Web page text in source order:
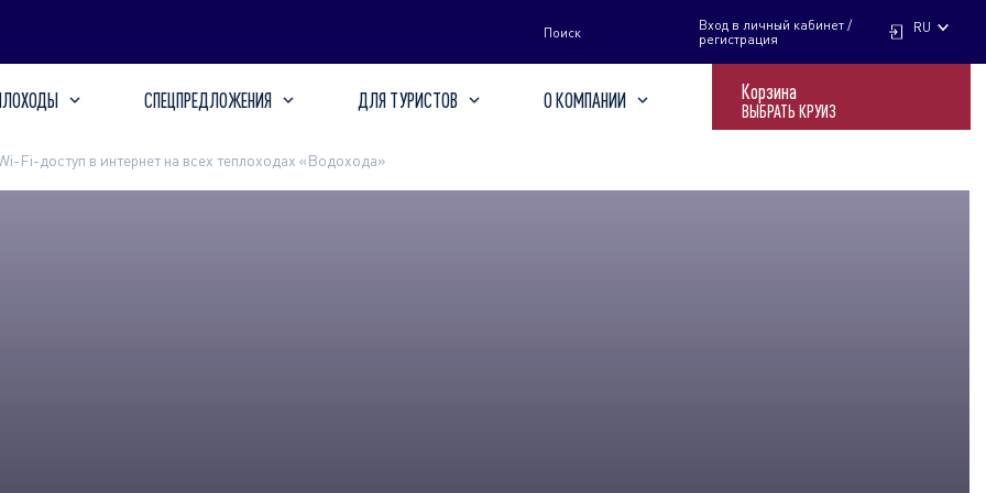
Поиск
Вход в личный кабинет /
регистрация
RU
СПЕЦПРЕДЛОЖЕНИЯ ДЛЯ ТУРИСТОВ О КОМПАНИИ Корзина
ВЫБРАТЬ КРУИЗ
Fi-доступ в интернет на всех теплоходах «Водохода»